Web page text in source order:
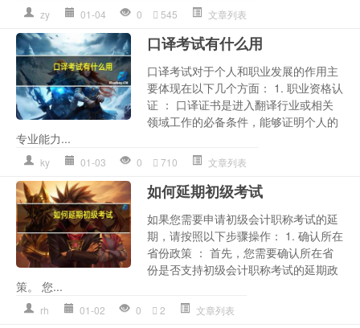
zy 01-04 0 545 文章列表
口译考试有什么用
口译考试对于个人和职业发展的作用主
要体现在以下几个方面： 1. 职业资格认
证 ： 口译证书是进入翻译行业或相关
领域工作的必备条件，能够证明个人的
专业能力...
ky 01-03 0 710 文章列表
如何延期初级考试
如果您需要申请初级会计职称考试的延
期，请按照以下步骤操作： 1. 确认所在
省份政策 ： 首先，您需要确认所在省
份是否支持初级会计职称考试的延期政
策。 您...
rh 01-02 0 2 文章列表